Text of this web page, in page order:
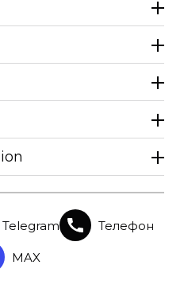
"
Telegram Телефон
MAX